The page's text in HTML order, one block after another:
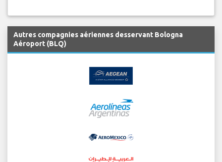
Autres compagnies aériennes desservant Bologna
Aéroport (BLQ)